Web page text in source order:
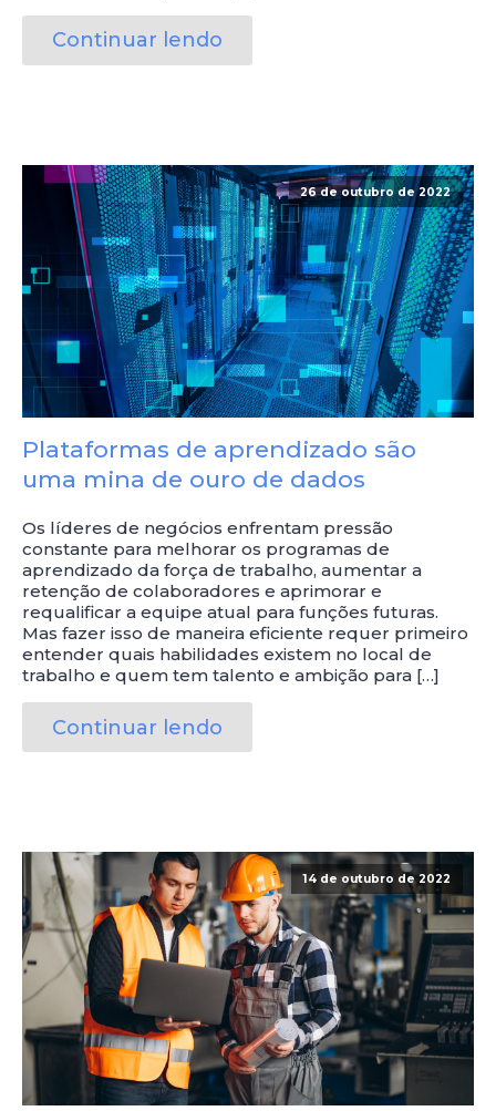
Continuar lendo
26 de outubro de 2022
Plataformas de aprendizado são
uma mina de ouro de dados
Os líderes de negócios enfrentam pressão
constante para melhorar os programas de
aprendizado da força de trabalho, aumentar a
retenção de colaboradores e aprimorar e
requalificar a equipe atual para funções futuras.
Mas fazer isso de maneira eficiente requer primeiro
entender quais habilidades existem no local de
trabalho e quem tem talento e ambição para […]
Continuar lendo
14 de outubro de 2022